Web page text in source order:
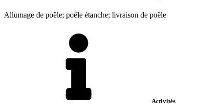
Allumage de poêle; poêle étanche; livraison de poêle
Activités